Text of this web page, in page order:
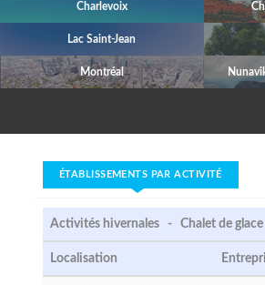
Charlevoix
Lac Saint-Jean
Montréal
ÉTABLISSEMENTS PAR ACTIVITÉ
Activités hivernales - Chalet de glace
Localisation